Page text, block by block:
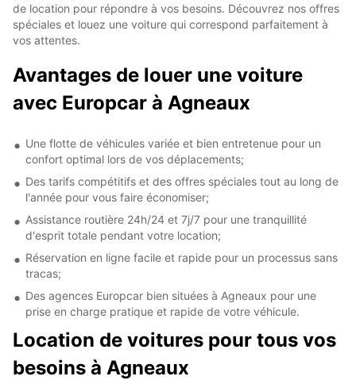
de location pour répondre à vos besoins. Découvrez nos offres
spéciales et louez une voiture qui correspond parfaitement à
vos attentes.
Avantages de louer une voiture
avec Europcar à Agneaux
Une flotte de véhicules variée et bien entretenue pour un
confort optimal lors de vos déplacements;
Des tarifs compétitifs et des offres spéciales tout au long de
l'année pour vous faire économiser;
Assistance routière 24h/24 et 7j/7 pour une tranquillité
d'esprit totale pendant votre location;
Réservation en ligne facile et rapide pour un processus sans
tracas;
Des agences Europcar bien situées à Agneaux pour une
prise en charge pratique et rapide de votre véhicule.
Location de voitures pour tous vos
besoins à Agneaux